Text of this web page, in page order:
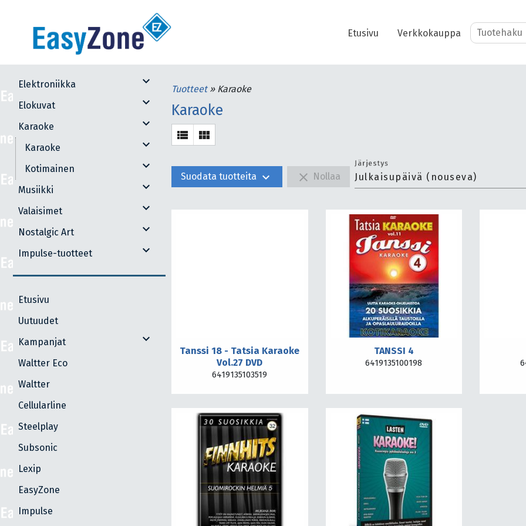
Etusivu Verkkokauppa
Karaoke
view_list view_module
Suodata tuotteita expand_more close Nollaa Julkaisupäivä (nouseva)
Järjestys
Tanssi 18 - Tatsia Karaoke
Vol.27 DVD
6419135103519
TANSSI 4
6419135100198
Tuotteet »Karaoke
Elektroniikka expand_more
Elokuvat expand_more
Karaoke expand_more
Karaoke expand_more
Kotimainen expand_more
Musiikki expand_more
Valaisimet expand_more
Nostalgic Art expand_more
Impulse-tuotteet expand_more
Etusivu
Uutuudet
Kampanjat
expand_more
Waltter Eco
Waltter
Cellularline
Steelplay
Subsonic
Lexip
EasyZone
Impulse